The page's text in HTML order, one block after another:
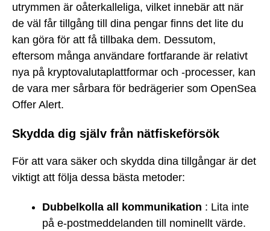
utrymmen är oåterkalleliga, vilket innebär att när
de väl får tillgång till dina pengar finns det lite du
kan göra för att få tillbaka dem. Dessutom,
eftersom många användare fortfarande är relativt
nya på kryptovalutaplattformar och -processer, kan
de vara mer sårbara för bedrägerier som OpenSea
Offer Alert.
Skydda dig själv från nätfiskeförsök
För att vara säker och skydda dina tillgångar är det
viktigt att följa dessa bästa metoder:
Dubbelkolla all kommunikation : Lita inte
på e-postmeddelanden till nominellt värde.